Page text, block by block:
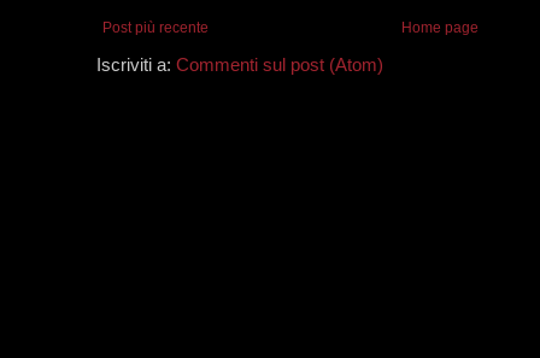
Post più recente Home page
Iscriviti a: Commenti sul post (Atom)